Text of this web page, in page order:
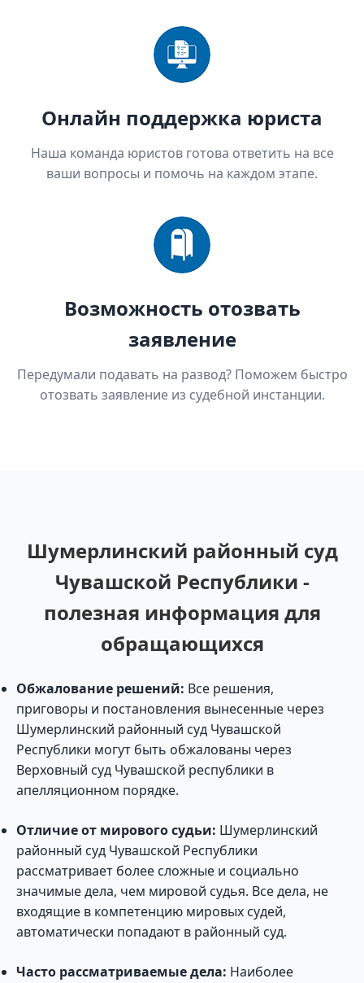
Онлайн поддержка юриста
Наша команда юристов готова ответить на все
ваши вопросы и помочь на каждом этапе.
Возможность отозвать
заявление
Передумали подавать на развод? Поможем быстро
отозвать заявление из судебной инстанции.
Шумерлинский районный суд
Чувашской Республики -
полезная информация для
обращающихся
Обжалование решений: Все решения,
приговоры и постановления вынесенные через
Шумерлинский районный суд Чувашской
Республики могут быть обжалованы через
Верховный суд Чувашской республики в
апелляционном порядке.
Отличие от мирового судьи: Шумерлинский
районный суд Чувашской Республики
рассматривает более сложные и социально
значимые дела, чем мировой судья. Все дела, не
входящие в компетенцию мировых судей,
автоматически попадают в районный суд.
Часто рассматриваемые дела: Наиболее